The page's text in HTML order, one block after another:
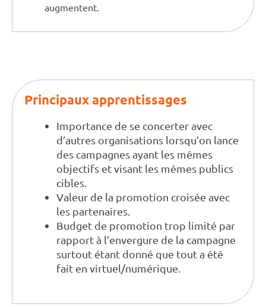
augmentent.
Principaux apprentissages
Importance de se concerter avec
d’autres organisations lorsqu’on lance
des campagnes ayant les mêmes
objectifs et visant les mêmes publics
cibles.
Valeur de la promotion croisée avec
les partenaires.
Budget de promotion trop limité par
rapport à l’envergure de la campagne
surtout étant donné que tout a été
fait en virtuel/numérique.